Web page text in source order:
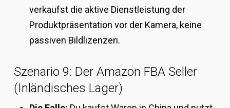
verkaufst die aktive Dienstleistung der
Produktpräsentation vor der Kamera, keine
passiven Bildlizenzen.
Szenario 9: Der Amazon FBA Seller
(Inländisches Lager)